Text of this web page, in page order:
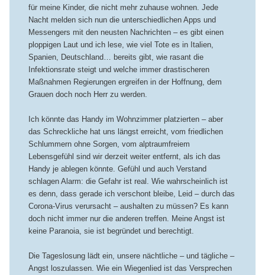
für meine Kinder, die nicht mehr zuhause wohnen. Jede
Nacht melden sich nun die unterschiedlichen Apps und
Messengers mit den neusten Nachrichten – es gibt einen
ploppigen Laut und ich lese, wie viel Tote es in Italien,
Spanien, Deutschland… bereits gibt, wie rasant die
Infektionsrate steigt und welche immer drastischeren
Maßnahmen Regierungen ergreifen in der Hoffnung, dem
Grauen doch noch Herr zu werden.
Ich könnte das Handy im Wohnzimmer platzierten – aber
das Schreckliche hat uns längst erreicht, vom friedlichen
Schlummern ohne Sorgen, vom alptraumfreiem
Lebensgefühl sind wir derzeit weiter entfernt, als ich das
Handy je ablegen könnte. Gefühl und auch Verstand
schlagen Alarm: die Gefahr ist real. Wie wahrscheinlich ist
es denn, dass gerade ich verschont bleibe, Leid – durch das
Corona-Virus verursacht – aushalten zu müssen? Es kann
doch nicht immer nur die anderen treffen. Meine Angst ist
keine Paranoia, sie ist begründet und berechtigt.
Die Tageslosung lädt ein, unsere nächtliche – und tägliche –
Angst loszulassen. Wie ein Wiegenlied ist das Versprechen